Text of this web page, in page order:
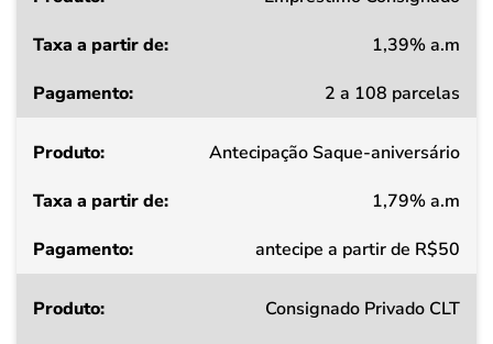
a
de
Pagamento
1,39% a.m
2 a 108 parcelas
Antecipação Saque-aniversário
1,79% a.m
antecipe a partir de R$50
Consignado Privado CLT